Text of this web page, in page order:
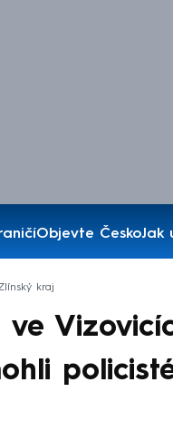
Objevte ČeskoJak
kraj